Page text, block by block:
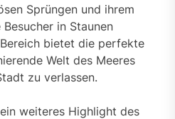
Sprüngen und ihrem
in Staunen
bietet die perfekte
Welt des Meeres
zu verlassen.
weiteres Highlight des